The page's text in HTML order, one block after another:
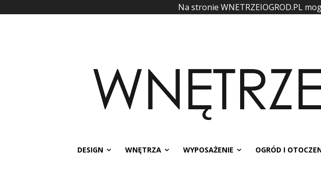
Na stronie WNETRZEIOGROD.PL
DESIGN WNĘTRZA WYPOSAŻENIE OGRÓD I